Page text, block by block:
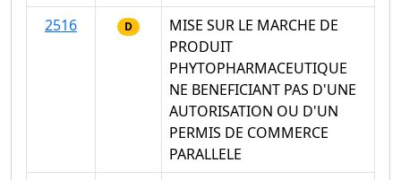
2516
D
MISE SUR LE MARCHE DE
PRODUIT
PHYTOPHARMACEUTIQUE
NE BENEFICIANT PAS D'UNE
AUTORISATION OU D'UN
PERMIS DE COMMERCE
PARALLELE